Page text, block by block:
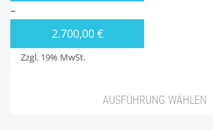
VIERECK PYLONE B150CM
VIERECK PYLONE B300CM
–
2.700,00€
Zzgl. 19% MwSt.
AUSFÜHRUNG WÄHLEN